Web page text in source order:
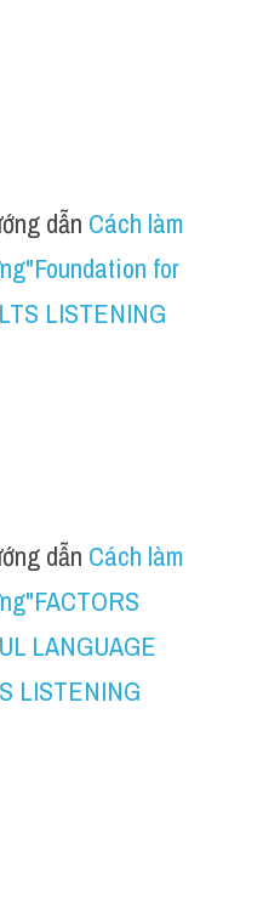
dẫn Cách làm
for
LISTENING
dẫn Cách làm
LANGUAGE
LISTENING